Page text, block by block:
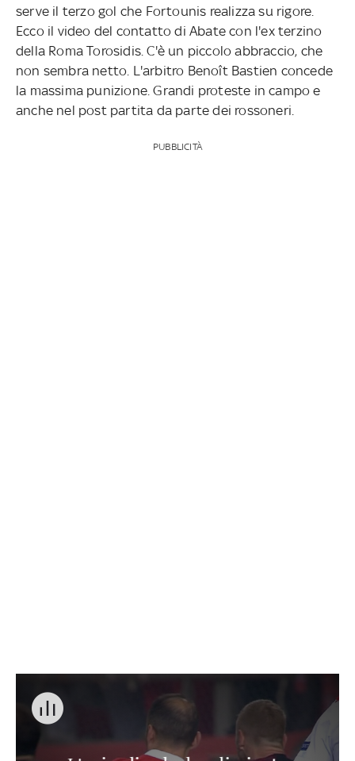
serve il terzo gol che Fortounis realizza su rigore.
Ecco il video del contatto di Abate con l'ex terzino
della Roma Torosidis. C'è un piccolo abbraccio, che
non sembra netto. L'arbitro Benoît Bastien concede
la massima punizione. Grandi proteste in campo e
anche nel post partita da parte dei rossoneri.
PUBBLICITÀ